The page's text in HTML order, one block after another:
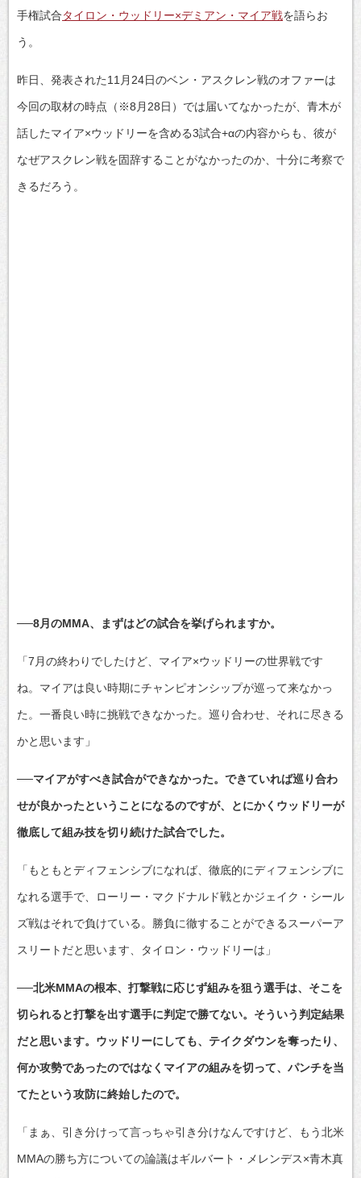
手権試合タイロン・ウッドリー×デミアン・マイア戦を語らお
う。
昨日、発表された11月24日のベン・アスクレン戦のオファーは
今回の取材の時点（※8月28日）では届いてなかったが、青木が
話したマイア×ウッドリーを含める3試合+αの内容からも、彼が
なぜアスクレン戦を固辞することがなかったのか、十分に考察で
きるだろう。
──8月のMMA、まずはどの試合を挙げられますか。
「7月の終わりでしたけど、マイア×ウッドリーの世界戦です
ね。マイアは良い時期にチャンピオンシップが巡って来なかっ
た。一番良い時に挑戦できなかった。巡り合わせ、それに尽きる
かと思います」
──マイアがすべき試合ができなかった。できていれば巡り合わ
せが良かったということになるのですが、とにかくウッドリーが
徹底して組み技を切り続けた試合でした。
「もともとディフェンシブになれば、徹底的にディフェンシブに
なれる選手で、ローリー・マクドナルド戦とかジェイク・シール
ズ戦はそれで負けている。勝負に徹することができるスーパーア
スリートだと思います、タイロン・ウッドリーは」
──北米MMAの根本、打撃戦に応じず組みを狙う選手は、そこを
切られると打撃を出す選手に判定で勝てない。そういう判定結果
だと思います。ウッドリーにしても、テイクダウンを奪ったり、
何か攻勢であったのではなくマイアの組みを切って、パンチを当
てたという攻防に終始したので。
「まぁ、引き分けって言っちゃ引き分けなんですけど、もう北米
MMAの勝ち方についての論議はギルバート・メレンデス×青木真